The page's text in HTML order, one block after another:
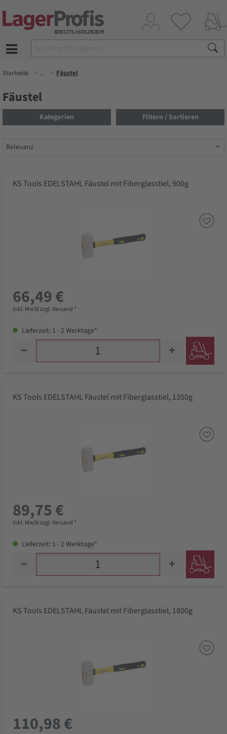
Startseite ... Fäustel
Fäustel
Kategorien Filtern / Sortieren
KS Tools EDELSTAHL Fäustel mit Fiberglasstiel, 900g
66,49 €
inkl. MwSt zzgl. Versand *
Lieferzeit: 1 - 2 Werktage*
KS Tools EDELSTAHL Fäustel mit Fiberglasstiel, 1350g
89,75 €
inkl. MwSt zzgl. Versand *
Lieferzeit: 1 - 2 Werktage*
KS Tools EDELSTAHL Fäustel mit Fiberglasstiel, 1800g
110,98 €